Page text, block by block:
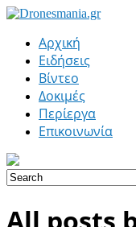
Αρχική
Ειδήσεις
Βίντεο
Δοκιμές
Περίεργα
Επικοινωνία